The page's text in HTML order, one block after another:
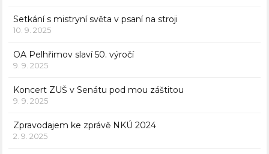
Setkání s mistryní světa v psaní na stroji
10. 9. 2025
OA Pelhřimov slaví 50. výročí
9. 9. 2025
Koncert ZUŠ v Senátu pod mou záštitou
9. 9. 2025
Zpravodajem ke zprávě NKÚ 2024
2. 9. 2025